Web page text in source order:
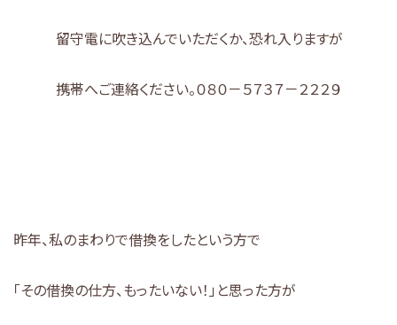
留守電に吹き込んでいただくか、恐れ入りますが
携帯へご連絡ください。０８０－５７３７－２２２９
昨年、私のまわりで借換をしたという方で
「その借換の仕方、もったいない！」と思った方が